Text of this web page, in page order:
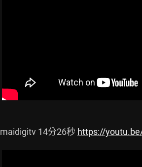
maidigitv 14分26秒 https://